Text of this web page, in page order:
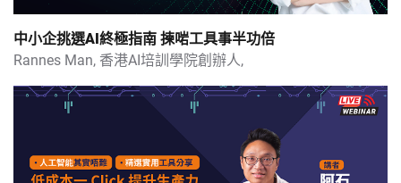
走入大灣區 不可不知的自媒體平台
國內營銷短視頻實用製作技巧
那些你不知道的內地自媒體法規
抖音營運新手指南－教你如何增加流量（上）
中小企挑選AI終極指南 揀啱工具事半功倍
Rannes Man, 香港AI培訓學院創辦人,